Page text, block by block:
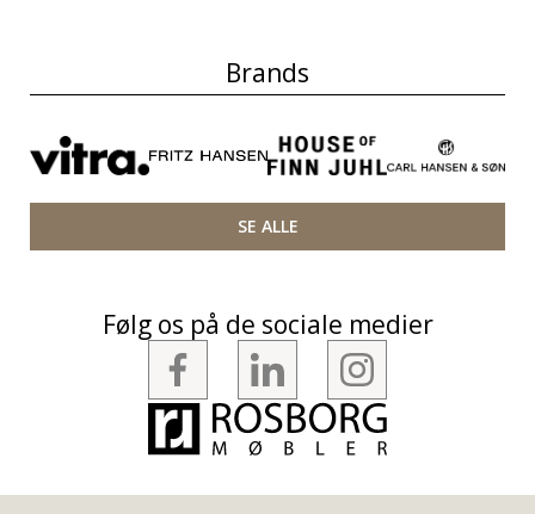
Brands
SE ALLE
Følg os på de sociale medier